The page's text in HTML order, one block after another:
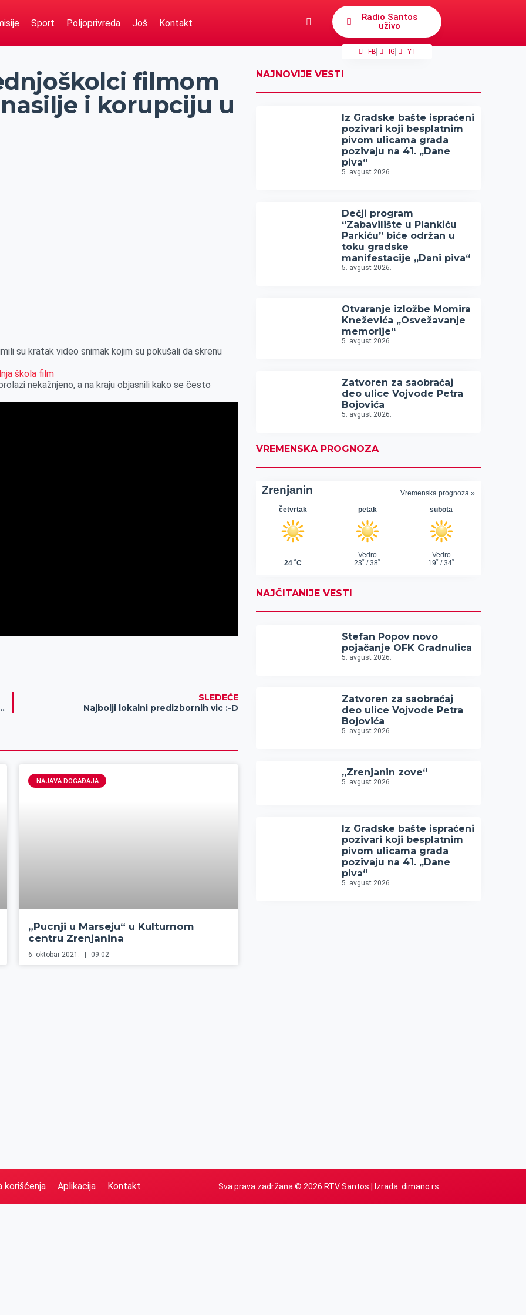
Sport Poljoprivreda Još Kontakt
Radio Santos
uživo
FB IG YT
filmom
i korupciju u
su kratak video snimak kojim su pokušali da skrenu
nekažnjeno, a na kraju objasnili kako se često
u „Zelenom zvonu“ (video)
SLEDEĆE
Najbolji lokalni predizbornih vic :-D
NAJAVA DOGAĐAJA
„Pucnji u Marseju“ u Kulturnom
centru Zrenjanina
6. oktobar 2021. 09:02
NAJNOVIJE VESTI
Iz Gradske bašte ispraćeni
pozivari koji besplatnim
pivom ulicama grada
pozivaju na 41. „Dane
piva“
5. avgust 2026.
Dečji program
“Zabavilište u Plankiću
Parkiću” biće održan u
toku gradske
manifestacije „Dani piva“
5. avgust 2026.
Otvaranje izložbe Momira
Kneževića „Osvežavanje
memorije“
5. avgust 2026.
Zatvoren za saobraćaj
deo ulice Vojvode Petra
Bojovića
5. avgust 2026.
VREMENSKA PROGNOZA
NAJČITANIJE VESTI
Stefan Popov novo
pojačanje OFK Gradnulica
5. avgust 2026.
Zatvoren za saobraćaj
deo ulice Vojvode Petra
Bojovića
5. avgust 2026.
„Zrenjanin zove“
5. avgust 2026.
Iz Gradske bašte ispraćeni
pozivari koji besplatnim
pivom ulicama grada
pozivaju na 41. „Dane
piva“
5. avgust 2026.
korišćenja Aplikacija Kontakt Sva prava zadržana © 2026 RTV Santos | Izrada: dimano.rs